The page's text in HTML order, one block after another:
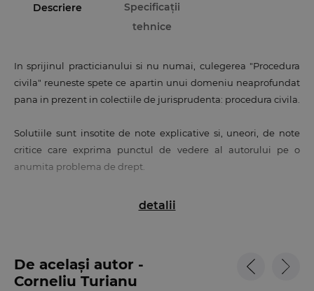
Descriere
Specificații
tehnice
In sprijinul practicianului si nu numai, culegerea "Procedura
civila" reuneste spete ce apartin unui domeniu neaprofundat
pana in prezent in colectiile de jurisprudenta: procedura civila.
Solutiile sunt insotite de note explicative si, uneori, de note
critice care exprima punctul de vedere al autorului pe o
anumita problema de drept.
Lucrarea este structurata in 6 titluri referitoare la: competenta
detalii
De același autor -
Corneliu Turianu